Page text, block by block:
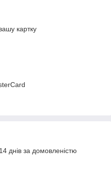
картку
днів за домовленістю